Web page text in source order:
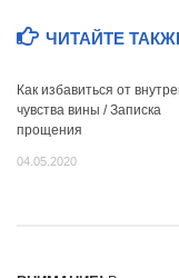
ЧИТАЙТЕ
Как избавиться от
чувства вины / Записка
прощения
04.05.2020